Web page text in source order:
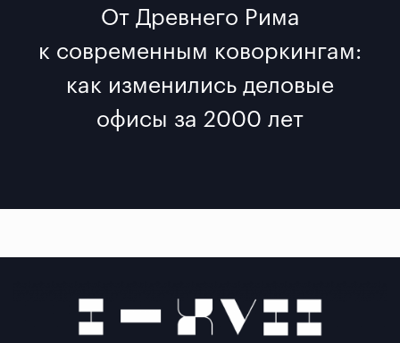
От Древнего Рима
к современным коворкингам:
как изменились деловые
офисы за 2000 лет